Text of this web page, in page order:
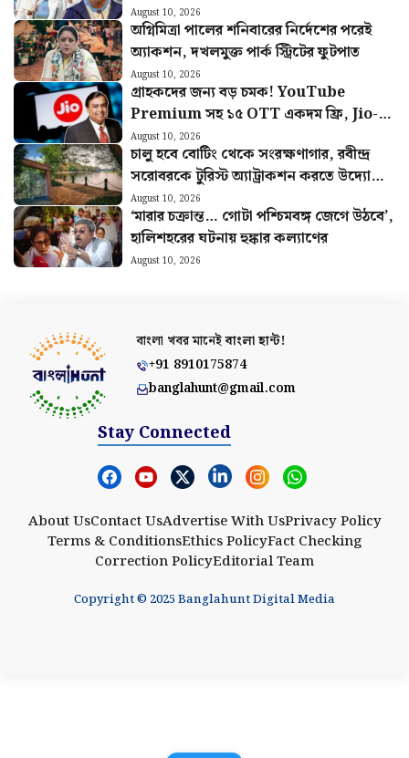
August 10, 2026
অগ্নিমিত্রা পালের শনিবারের নির্দেশের পরেই
অ্যাকশন, দখলমুক্ত পার্ক স্ট্রিটের ফুটপাত
August 10, 2026
গ্রাহকদের জন্য বড় চমক! YouTube
Premium সহ ১৫ OTT একদম ফ্রি, Jio-র
নতুন Pass-এ একগুচ্ছ সুবিধা
August 10, 2026
চালু হবে বোটিং থেকে সংরক্ষণাগার, রবীন্দ্র
সরোবরকে টুরিস্ট অ্যাট্রাকশন করতে উদ্যোগী
KMDA
August 10, 2026
‘মারার চক্রান্ত… গোটা পশ্চিমবঙ্গ জেগে উঠবে’,
হালিশহরের ঘটনায় হুঙ্কার কল্যাণের
August 10, 2026
বাংলা খবর মানেইবাংলা হান্ট!
+91 8910175874
banglahunt@gmail.com
Stay Connected
About UsContact UsAdvertise With UsPrivacy Policy
Terms & ConditionsEthics PolicyFact Checking
Correction PolicyEditorial Team
Copyright © 2025 Banglahunt Digital Media